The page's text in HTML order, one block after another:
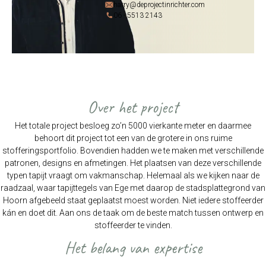
harry@deprojectinrichter.com
06 - 5513 2143
Over het project
Het totale project besloeg zo’n 5000 vierkante meter en daarmee
behoort dit project tot een van de grotere in ons ruime
stofferingsportfolio. Bovendien hadden we te maken met verschillende
patronen, designs en afmetingen. Het plaatsen van deze verschillende
typen tapijt vraagt om vakmanschap. Helemaal als we kijken naar de
raadzaal, waar tapijttegels van Ege met daarop de stadsplattegrond van
Hoorn afgebeeld staat geplaatst moest worden. Niet iedere stoffeerder
kán en doet dit. Aan ons de taak om de beste match tussen ontwerp en
stoffeerder te vinden.
Het belang van expertise